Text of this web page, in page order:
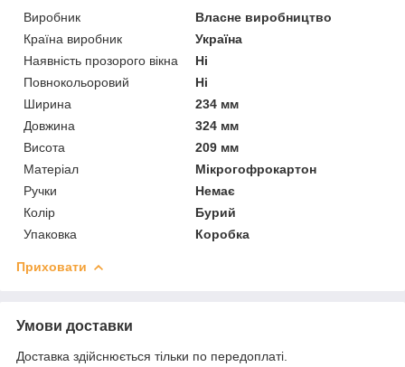
Виробник
Власне виробництво
Країна виробник
Україна
Наявність прозорого вікна
Ні
Повнокольоровий
Ні
Ширина
234 мм
Довжина
324 мм
Висота
209 мм
Матеріал
Мікрогофрокартон
Ручки
Немає
Колір
Бурий
Упаковка
Коробка
Приховати
Умови доставки
Доставка здійснюється тільки по передоплаті.